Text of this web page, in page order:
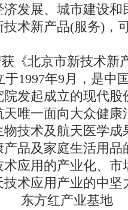
发展、城市建设
术新产品(服务)，
《北京市新技术新
年9月，是中
发起成立的现代股
唯一面向大众健
技术及航天医学成
品及家庭生活用品
应用的产业化、
术应用产业的中坚
东方红产业基地